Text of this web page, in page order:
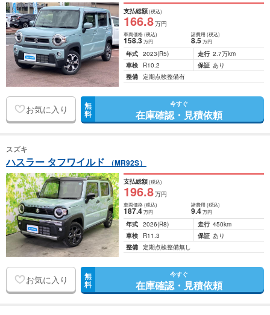
支払総額(税込)
166.8万円
車両価格(税込)
158.3万円
諸費用 (税込)
8.5 万円
年式 2023(R5) 走行 2.7万km
車検
R10.2 保証 あり
整備 定期点検整備有
お気に入り 無
料
今すぐ
在庫確認・見積依頼
スズキ
ハスラー タフワイルド （MR92S）
支払総額(税込)
196.8万円
車両価格(税込)
187.4万円
諸費用 (税込)
9.4 万円
年式 2026(R8) 走行 450km
車検
R11.3 保証 あり
整備 定期点検整備無し
お気に入り 無
料
今すぐ
在庫確認・見積依頼